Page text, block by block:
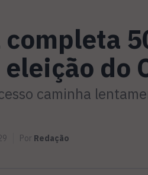
eleição do
caminha
Por Redação